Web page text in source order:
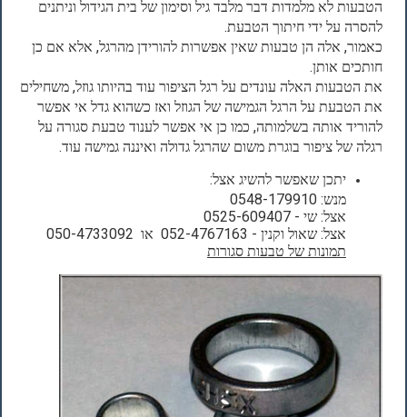
הטבעות לא מלמדות דבר מלבד גיל וסימון של בית הגידול וניתנים
להסרה על ידי חיתוך הטבעת.
כאמור, אלה הן טבעות שאין אפשרות להורידן מהרגל, אלא אם כן
חותכים אותן.
את הטבעות האלה עונדים על רגל הציפור עוד בהיותו גוזל, משחילים
את הטבעת על הרגל הגמישה של הגוזל ואז כשהוא גדל אי אפשר
להוריד אותה בשלמותה, כמו כן אי אפשר לענוד טבעת סגורה על
רגלה של ציפור בוגרת משום שהרגל גדולה ואיננה גמישה עוד.
יתכן שאפשר להשיג אצל:
מנש: 0548-179910
אצל: שי - 0525-609407
אצל: שאול וקנין - 052-4767163 או 050-4733092
תמונות של טבעות סגורות